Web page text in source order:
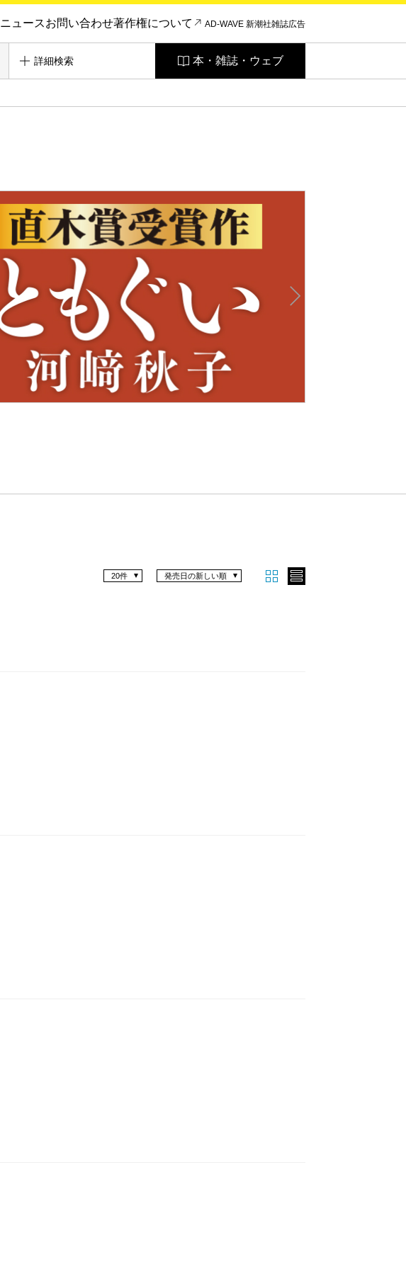
ニュースお問い合わせ著作権について AD-WAVE 新潮社雑誌広告
詳細検索 本・雑誌・ウェブ
発売日の新しい順
20件